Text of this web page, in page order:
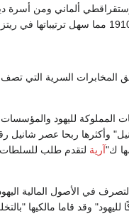
ألماني ومن أسرة
المخابرات السرية التي تصف
المملوكة لليهود
ك"آرية لتقدم طلب للسلطات
التصرف في الأصول المالية
وقد قاما مالكيها